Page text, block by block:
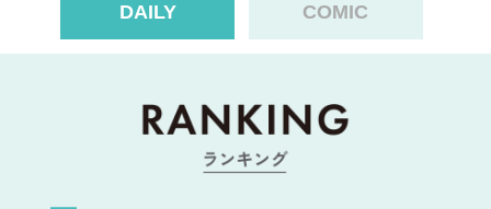
I’ve never eaten natto before.
納豆食べたことないんだ。
ちょっと試してみなよ。今食べないともう二度と食べない
DAILY COMIC